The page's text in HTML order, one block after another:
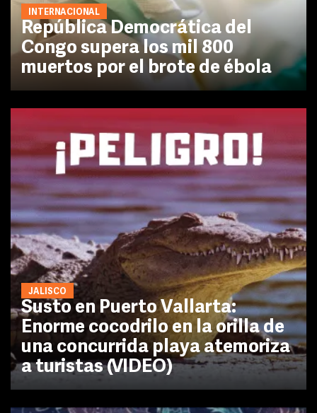
INTERNACIONAL
República Democrática del
Congo supera los mil 800
muertos por el brote de ébola
JALISCO
Susto en Puerto Vallarta:
Enorme cocodrilo en la orilla de
una concurrida playa atemoriza
a turistas (VIDEO)